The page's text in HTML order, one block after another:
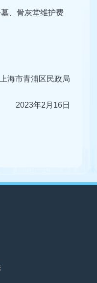
骨灰堂维护费
上海市青浦区民政局
2023年2月16日